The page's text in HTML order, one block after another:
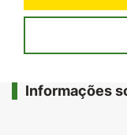
Informações